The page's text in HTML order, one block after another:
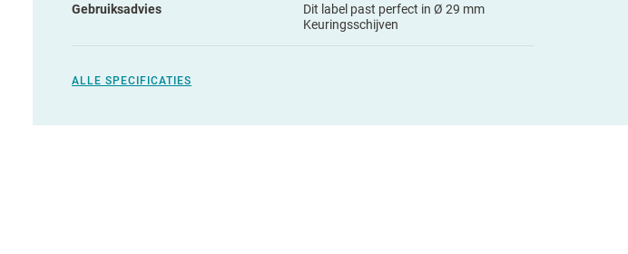
Gebruiksadvies
Dit label past perfect in Ø 29 mm
Keuringsschijven
ALLE SPECIFICATIES